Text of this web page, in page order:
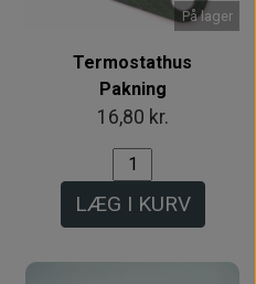
På lager
Termostathus
Pakning
16,80 kr.
LÆG I KURV